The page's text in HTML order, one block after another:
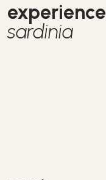
experience
sardinia